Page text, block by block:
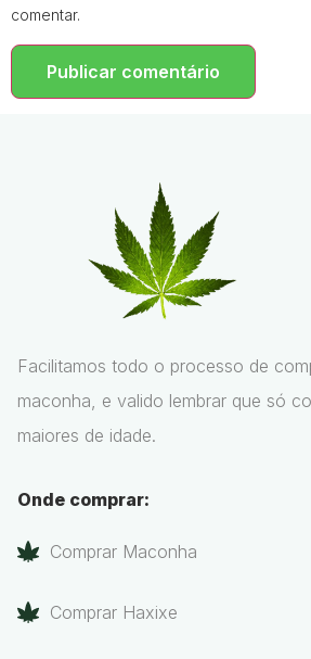
comentar.
Facilitamos todo o processo de
maconha, e valido lembrar que só
maiores de idade.
Onde comprar:
Comprar Maconha
Comprar Haxixe